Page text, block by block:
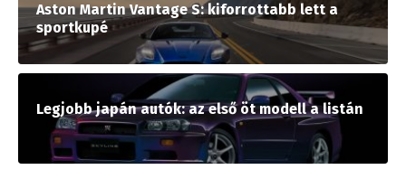
Aston Martin Vantage S: kiforrottabb lett a
sportkupé
Legjobb japán autók: az első öt modell a listán